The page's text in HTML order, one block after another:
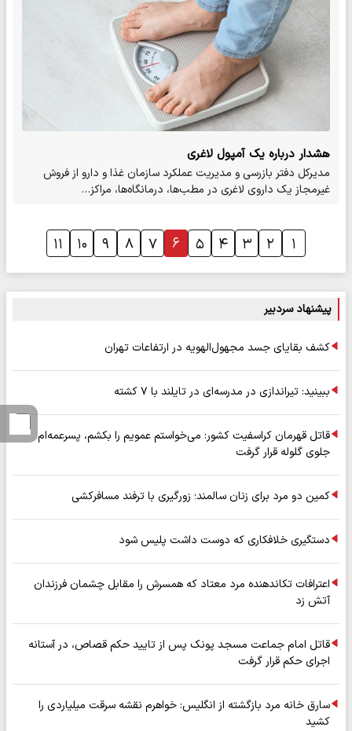
هشدار درباره یک آمپول لاغری
مدیرکل دفتر بازرسی و مدیریت عملکرد سازمان غذا و دارو از فروش
غیرمجاز یک داروی لاغری در مطب‌ها، درمانگاه‌ها، مراکز…
۱ ۲ ۳ ۴ ۵ ۶ ۷ ۸ ۹ ۱۰ ۱۱
پیشنهاد سردبیر
کشف بقایای جسد مجهول‌الهویه در ارتفاعات تهران
ببینید: تیراندازی در مدرسه‌ای در تایلند با ۷ کشته
قاتل قهرمان کراسفیت کشور: می‌خواستم عمویم را بکشم، پسرعمه‌ام
جلوی گلوله قرار گرفت
کمین دو مرد برای زنان سالمند؛ زورگیری با ترفند مسافرکشی
دستگیری خلافکاری که دوست داشت پلیس شود
اعترافات تکاندهنده مرد معتاد که همسرش را مقابل چشمان فرزندان
آتش زد
قاتل امام جماعت مسجد پونک پس از تایید حکم قصاص، در آستانه
اجرای حکم قرار گرفت
سارق خانه مرد بازگشته از انگلیس: خواهرم نقشه سرقت میلیاردی را
کشید